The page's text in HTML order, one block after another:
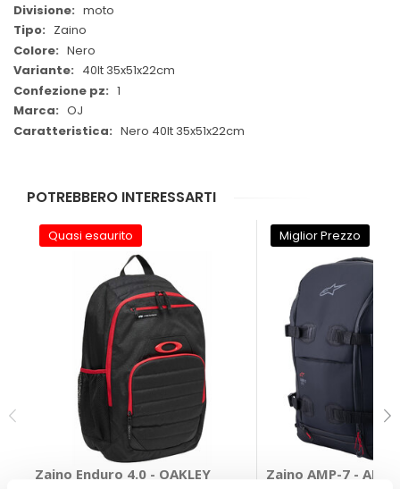
moto
Zaino
Nero
40lt 35x51x22cm
1
OJ
Nero 40lt 35x51x22cm
POTREBBERO INTERESSARTI
Quasi esaurito
Zaino Enduro 4.0 - OAKLEY
Miglior Prezzo
Zaino AMP-7 -